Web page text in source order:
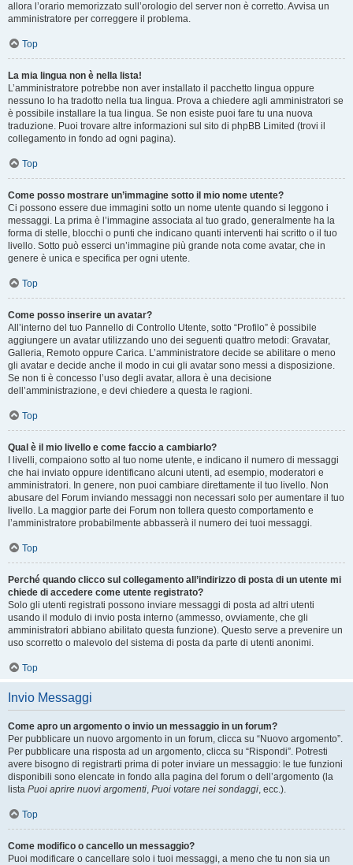
allora l’orario memorizzato sull’orologio del server non è corretto. Avvisa un
amministratore per correggere il problema.
Top
La mia lingua non è nella lista!
L’amministratore potrebbe non aver installato il pacchetto lingua oppure
nessuno lo ha tradotto nella tua lingua. Prova a chiedere agli amministratori se
è possibile installare la tua lingua. Se non esiste puoi fare tu una nuova
traduzione. Puoi trovare altre informazioni sul sito di phpBB Limited (trovi il
collegamento in fondo ad ogni pagina).
Top
Come posso mostrare un’immagine sotto il mio nome utente?
Ci possono essere due immagini sotto un nome utente quando si leggono i
messaggi. La prima è l’immagine associata al tuo grado, generalmente ha la
forma di stelle, blocchi o punti che indicano quanti interventi hai scritto o il tuo
livello. Sotto può esserci un’immagine più grande nota come avatar, che in
genere è unica e specifica per ogni utente.
Top
Come posso inserire un avatar?
All’interno del tuo Pannello di Controllo Utente, sotto “Profilo” è possibile
aggiungere un avatar utilizzando uno dei seguenti quattro metodi: Gravatar,
Galleria, Remoto oppure Carica. L’amministratore decide se abilitare o meno
gli avatar e decide anche il modo in cui gli avatar sono messi a disposizione.
Se non ti è concesso l’uso degli avatar, allora è una decisione
dell’amministrazione, e devi chiedere a questa le ragioni.
Top
Qual è il mio livello e come faccio a cambiarlo?
I livelli, compaiono sotto al tuo nome utente, e indicano il numero di messaggi
che hai inviato oppure identificano alcuni utenti, ad esempio, moderatori e
amministratori. In genere, non puoi cambiare direttamente il tuo livello. Non
abusare del Forum inviando messaggi non necessari solo per aumentare il tuo
livello. La maggior parte dei Forum non tollera questo comportamento e
l’amministratore probabilmente abbasserà il numero dei tuoi messaggi.
Top
Perché quando clicco sul collegamento all’indirizzo di posta di un utente mi
chiede di accedere come utente registrato?
Solo gli utenti registrati possono inviare messaggi di posta ad altri utenti
usando il modulo di invio posta interno (ammesso, ovviamente, che gli
amministratori abbiano abilitato questa funzione). Questo serve a prevenire un
uso scorretto o malevolo del sistema di posta da parte di utenti anonimi.
Top
Invio Messaggi
Come apro un argomento o invio un messaggio in un forum?
Per pubblicare un nuovo argomento in un forum, clicca su “Nuovo argomento”.
Per pubblicare una risposta ad un argomento, clicca su “Rispondi”. Potresti
avere bisogno di registrarti prima di poter inviare un messaggio: le tue funzioni
disponibili sono elencate in fondo alla pagina del forum o dell’argomento (la
lista Puoi aprire nuovi argomenti, Puoi votare nei sondaggi, ecc.).
Top
Come modifico o cancello un messaggio?
Puoi modificare o cancellare solo i tuoi messaggi, a meno che tu non sia un